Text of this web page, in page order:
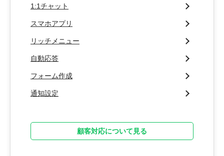
1:1チャット
スマホアプリ
リッチメニュー
自動応答
フォーム作成
通知設定
顧客対応について見る